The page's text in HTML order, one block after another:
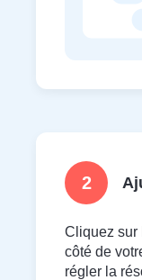
2
Cliquez sur
côté de
régler la